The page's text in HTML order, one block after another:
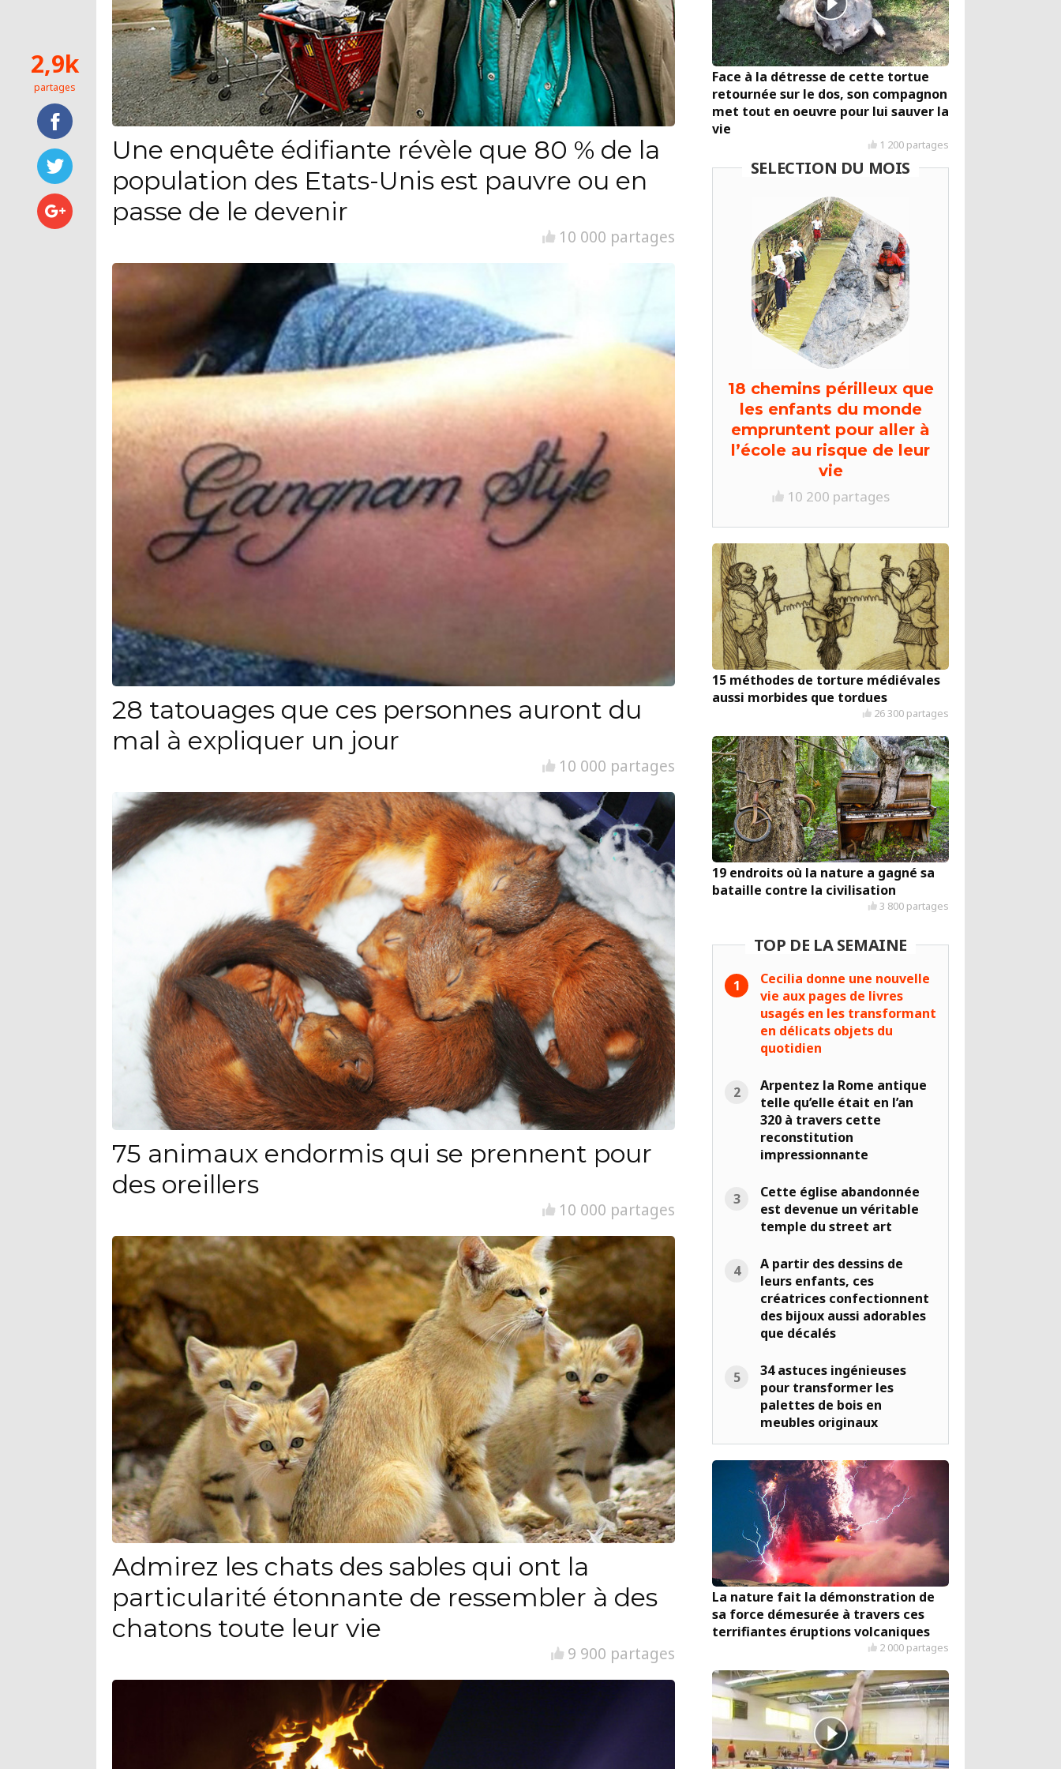
Une enquête édifiante révèle que 80 % de la
population des Etats-Unis est pauvre ou en
passe de le devenir
10 000 partages
28 tatouages que ces personnes auront du
mal à expliquer un jour
10 000 partages
75 animaux endormis qui se prennent pour
des oreillers
10 000 partages
Admirez les chats des sables qui ont la
particularité étonnante de ressembler à des
chatons toute leur vie
9 900 partages
Face à la détresse de cette tortue
retournée sur le dos, son compagnon
met tout en oeuvre pour lui sauver la
vie
1 200 partages
SELECTION DU MOIS
18 chemins périlleux que
les enfants du monde
empruntent pour aller à
l’école au risque de leur
vie
10 200 partages
15 méthodes de torture médiévales
aussi morbides que tordues
26 300 partages
19 endroits où la nature a gagné sa
bataille contre la civilisation
3 800 partages
TOP DE LA SEMAINE
Cecilia donne une nouvelle
vie aux pages de livres
usagés en les transformant
en délicats objets du
quotidien
Arpentez la Rome antique
telle qu’elle était en l’an
320 à travers cette
reconstitution
impressionnante
Cette église abandonnée
est devenue un véritable
temple du street art
A partir des dessins de
leurs enfants, ces
créatrices confectionnent
des bijoux aussi adorables
que décalés
34 astuces ingénieuses
pour transformer les
palettes de bois en
meubles originaux
La nature fait la démonstration de
sa force démesurée à travers ces
terrifiantes éruptions volcaniques
2 000 partages
2,9k
partages